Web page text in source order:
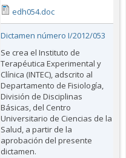
edh054.doc
Dictamen número I/2012/053
Se crea el Instituto de
Terapéutica Experimental y
Clínica (INTEC), adscrito al
Departamento de Fisiología,
División de Disciplinas
Básicas, del Centro
Universitario de Ciencias de la
Salud, a partir de la
aprobación del presente
dictamen.